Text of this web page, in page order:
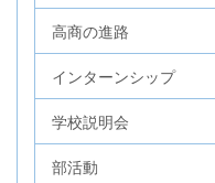
高商の進路
インターンシップ
学校説明会
部活動